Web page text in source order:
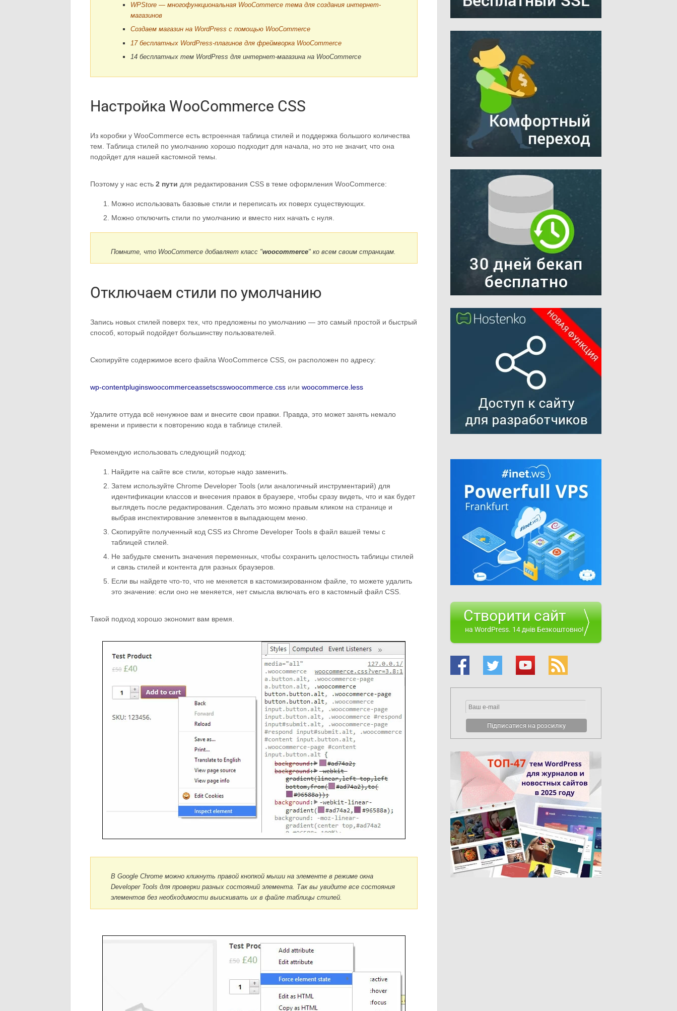
WPStore — многофункциональная WooCommerce тема для создания интернет-
магазинов
Создаем магазин на WordPress с помощью WooCommerce
17 бесплатных WordPress-плагинов для фреймворка WooCommerce
14 бесплатных тем WordPress для интернет-магазина на WooCommerce
Настройка WooCommerce CSS
Из коробки у WooCommerce есть встроенная таблица стилей и поддержка большого количества
тем. Таблица стилей по умолчанию хорошо подходит для начала, но это не значит, что она
подойдет для нашей кастомной темы.
Поэтому у нас есть 2 пути для редактирования CSS в теме оформления WooCommerce:
Можно использовать базовые стили и переписать их поверх существующих.
Можно отключить стили по умолчанию и вместо них начать с нуля.
Помните, что WooCommerce добавляет класс "woocommerce" ко всем своим страницам.
Отключаем стили по умолчанию
Запись новых стилей поверх тех, что предложены по умолчанию — это самый простой и быстрый
способ, который подойдет большинству пользователей.
Скопируйте содержимое всего файла WooCommerce CSS, он расположен по адресу:
wp-contentpluginswoocommerceassetscsswoocommerce.css или woocommerce.less
Удалите оттуда всё ненужное вам и внесите свои правки. Правда, это может занять немало
времени и привести к повторению кода в таблице стилей.
Рекомендую использовать следующий подход:
Найдите на сайте все стили, которые надо заменить.
Затем используйте Chrome Developer Tools (или аналогичный инструментарий) для
идентификации классов и внесения правок в браузере, чтобы сразу видеть, что и как будет
выглядеть после редактирования. Сделать это можно правым кликом на странице и
выбрав инспектирование элементов в выпадающем меню.
Скопируйте полученный код CSS из Chrome Developer Tools в файл вашей темы с
таблицей стилей.
Не забудьте сменить значения переменных, чтобы сохранить целостность таблицы стилей
и связь стилей и контента для разных браузеров.
Если вы найдете что-то, что не меняется в кастомизированном файле, то можете удалить
это значение: если оно не меняется, нет смысла включать его в кастомный файл CSS.
Такой подход хорошо экономит вам время.
В Google Chrome можно кликнуть правой кнопкой мыши на элементе в режиме окна
Developer Tools для проверки разных состояний элемента. Так вы увидите все состояния
элементов без необходимости выискивать их в файле таблицы стилей.
Створити сайт
на WordPress. 14 днів Безкоштовно!